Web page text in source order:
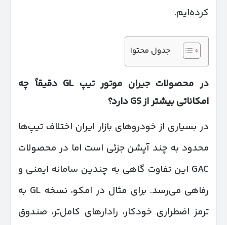
کرده‌ایم.
جدول محتوا
در محصولات جیران موتور تیپ GL
دقیقاً چه
امکاناتی بیشتر ازGS
دارد؟
در بسیاری از خودروهای بازار ایران اختلاف تیپ‌ها
محدود به چند آپشن جزئی است اما در محصولات
GAC این تفاوت گاهی به چندین سامانه ایمنی و
رفاهی می‌رسد. برای مثال در امکو، نسخه GL به
ترمز اضطراری خودکار، رادارهای کامل‌تر، صندوق